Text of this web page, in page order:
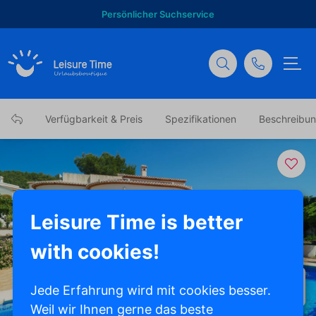
Persönlicher Suchservice
Verfügbarkeit & Preis Spezifikationen
Alle Fotos anzeigen
Leisure Time is better
with cookies!
Jede Erfahrung wird mit cookies besser.
Weil wir Ihnen gerne das beste